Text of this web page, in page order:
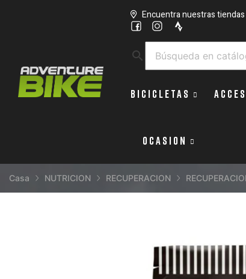
Encuentra nuestras tiendas
search
BICICLETAS
OCASION
Casa NUTRICION RECUPERACION